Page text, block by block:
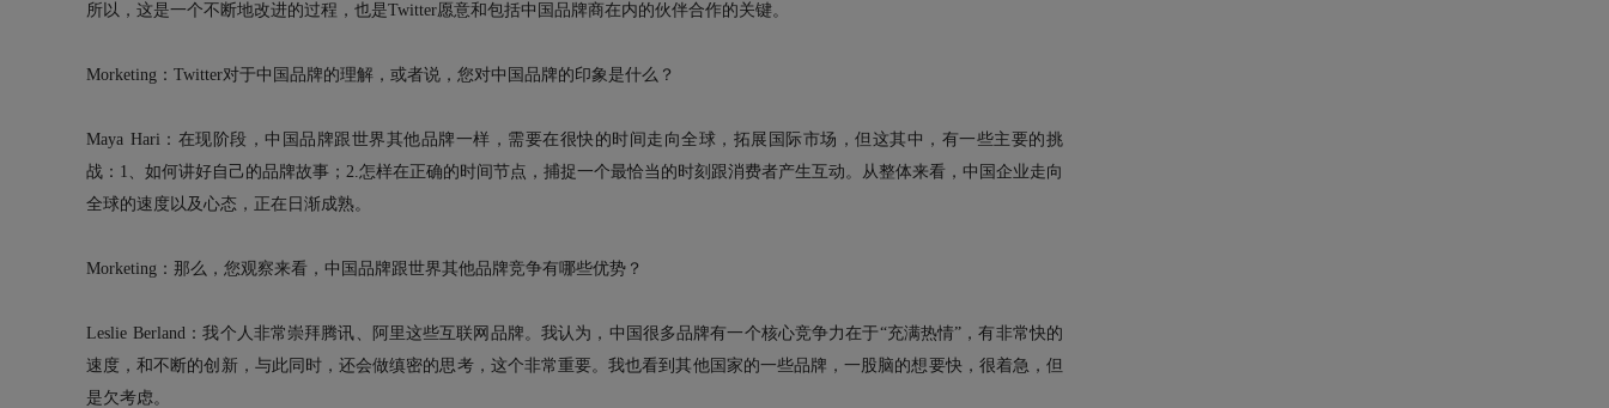
所以，这是一个不断地改进的过程，也是Twitter愿意和包括中国品牌商在内的伙伴合作的关键。
Morketing：Twitter对于中国品牌的理解，或者说，您对中国品牌的印象是什么？
Maya Hari：在现阶段，中国品牌跟世界其他品牌一样，需要在很快的时间走向全球，拓展国际市场，但这其中，有一些主要的挑
战：1、如何讲好自己的品牌故事；2.怎样在正确的时间节点，捕捉一个最恰当的时刻跟消费者产生互动。从整体来看，中国企业走向
全球的速度以及心态，正在日渐成熟。
Morketing：那么，您观察来看，中国品牌跟世界其他品牌竞争有哪些优势？
Leslie Berland：我个人非常崇拜腾讯、阿里这些互联网品牌。我认为，中国很多品牌有一个核心竞争力在于“充满热情”，有非常快的
速度，和不断的创新，与此同时，还会做缜密的思考，这个非常重要。我也看到其他国家的一些品牌，一股脑的想要快，很着急，但
是欠考虑。